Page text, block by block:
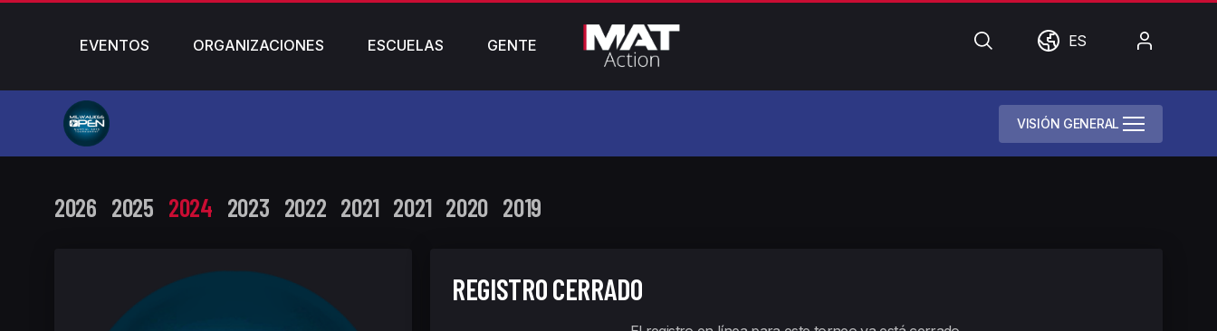
EVENTOS ORGANIZACIONES ESCUELAS GENTE BúsquedaMundo
ES
VISIÓN GENERAL
2026 2025 2024 2023 2022 2021 2021 2020 2019
REGISTRO CERRADO